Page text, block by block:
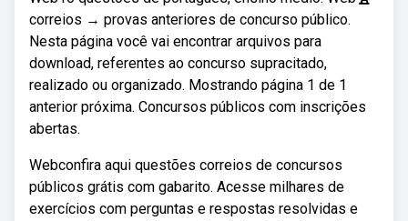
correios → provas anteriores de concurso público.
Nesta página você vai encontrar arquivos para
download, referentes ao concurso supracitado,
realizado ou organizado. Mostrando página 1 de 1
anterior próxima. Concursos públicos com inscrições
abertas.
Webconfira aqui questões correios de concursos
públicos grátis com gabarito. Acesse milhares de
exercícios com perguntas e respostas resolvidas e